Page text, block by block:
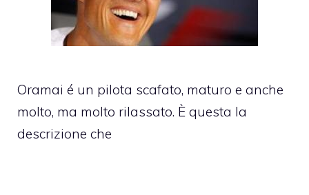
Oramai é un pilota scafato, maturo e anche
molto, ma molto rilassato. È questa la
descrizione che